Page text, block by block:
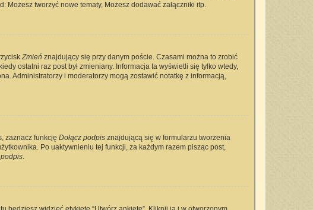
Możesz tworzyć nowe tematy, Możesz dodawać załączniki itp.
Zmień znajdujący się przy danym poście. Czasami można to zrobić
ostatni raz post był zmieniany. Informacja ta wyświetli się tylko wtedy,
Administratorzy i moderatorzy mogą zostawić notatkę z informacją,
zaznacz funkcję Dołącz podpis znajdującą się w formularzu tworzenia
Po uaktywnieniu tej funkcji, za każdym razem pisząc post,
podpis.